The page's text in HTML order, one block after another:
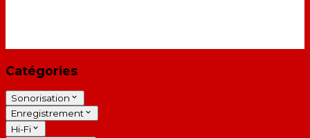
Catégories
Sonorisation
Enregistrement
Hi-Fi